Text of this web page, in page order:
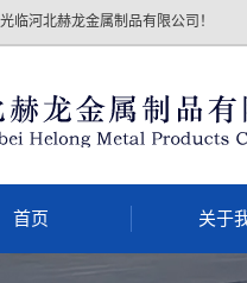
临河北赫龙金属制品有限公司！
首页 关于